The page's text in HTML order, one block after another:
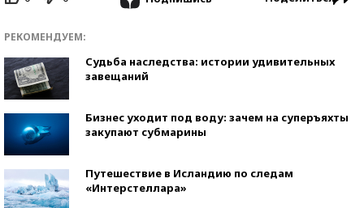
РЕКОМЕНДУЕМ:
Судьба наследства: истории удивительных
завещаний
Бизнес уходит под воду: зачем на суперъяхты
закупают субмарины
Путешествие в Исландию по следам
«Интерстеллара»